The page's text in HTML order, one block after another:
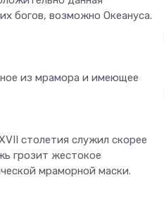
богов, возможно Океануса.
из мрамора и имеющее
столетия служил скорее
грозит жестокое
мраморной маски.